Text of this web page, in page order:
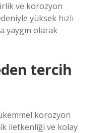
ve korozyon
yüksek hızlı
yaygın olarak
tercih
korozyon
iletkenliği ve kolay